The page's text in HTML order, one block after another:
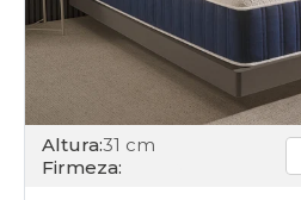
Altura:31 cm
Firmeza: